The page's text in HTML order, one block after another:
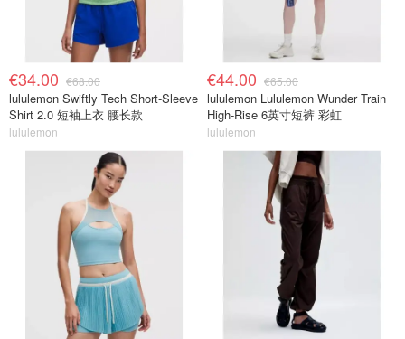
€34.00 €68.00
lululemon Swiftly Tech Short-Sleeve
Shirt 2.0 短袖上衣 腰长款
lululemon
€44.00 €65.00
lululemon Lululemon Wunder Train
High-Rise 6英寸短裤 彩虹
lululemon